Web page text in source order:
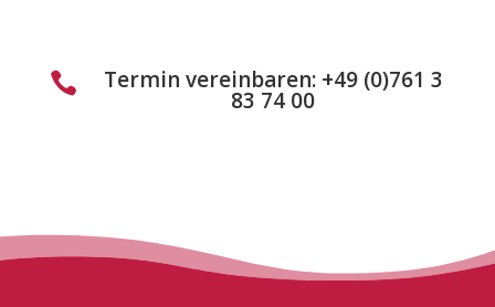
 Termin vereinbaren: +49 (0)761 3
83 74 00